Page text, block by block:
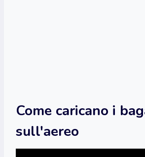
Come caricano i
sull'aereo